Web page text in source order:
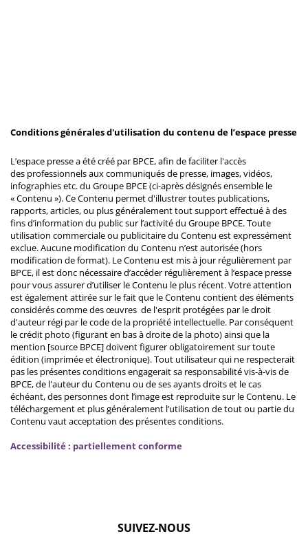
Conditions générales d'utilisation du contenu de l’espace presse
L’espace presse a été créé par BPCE, afin de faciliter l'accès
des professionnels aux communiqués de presse, images, vidéos,
infographies etc. du Groupe BPCE (ci-après désignés ensemble le
« Contenu »). Ce Contenu permet d'illustrer toutes publications,
rapports, articles, ou plus généralement tout support effectué à des
fins d’information du public sur l’activité du Groupe BPCE. Toute
utilisation commerciale ou publicitaire du Contenu est expressément
exclue. Aucune modification du Contenu n’est autorisée (hors
modification de format). Le Contenu est mis à jour régulièrement par
BPCE, il est donc nécessaire d’accéder régulièrement à l’espace presse
pour vous assurer d’utiliser le Contenu le plus récent. Votre attention
est également attirée sur le fait que le Contenu contient des éléments
considérés comme des œuvres de l'esprit protégées par le droit
d'auteur régi par le code de la propriété intellectuelle. Par conséquent
le crédit photo (figurant en bas à droite de la photo) ainsi que la
mention [source BPCE] doivent figurer obligatoirement sur toute
édition (imprimée et électronique). Tout utilisateur qui ne respecterait
pas les présentes conditions engagerait sa responsabilité vis-à-vis de
BPCE, de l'auteur du Contenu ou de ses ayants droits et le cas
échéant, des personnes dont l’image est reproduite sur le Contenu. Le
téléchargement et plus généralement l’utilisation de tout ou partie du
Contenu vaut acceptation des présentes conditions.
Accessibilité : partiellement conforme
SUIVEZ-NOUS